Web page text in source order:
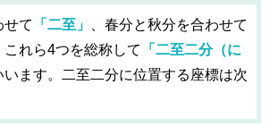
せて 「二至」
、春分と秋分を合わせて
これら4つを総称して
「二至二分（に
います。二至二分に位置する座標は次